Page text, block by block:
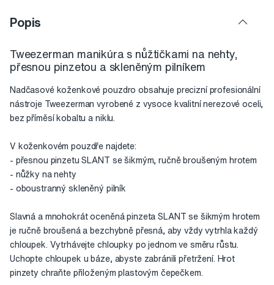
Popis
Tweezerman manikúra s nůžtičkami na nehty,
přesnou pinzetou a skleněným pilníkem
Nadčasové koženkové pouzdro obsahuje precizní profesionální
nástroje Tweezerman vyrobené z vysoce kvalitní nerezové oceli,
bez příměsí kobaltu a niklu.
V koženkovém pouzdře najdete:
- přesnou pinzetu SLANT se šikmým, ručně broušeným hrotem
- nůžky na nehty
- oboustranný skleněný pilník
Slavná a mnohokrát oceněná pinzeta SLANT se šikmým hrotem
je ručně broušená a bezchybně přesná, aby vždy vytrhla každý
chloupek. Vytrhávejte chloupky po jednom ve směru růstu.
Uchopte chloupek u báze, abyste zabránili přetržení. Hrot
pinzety chraňte přiloženým plastovým čepečkem.